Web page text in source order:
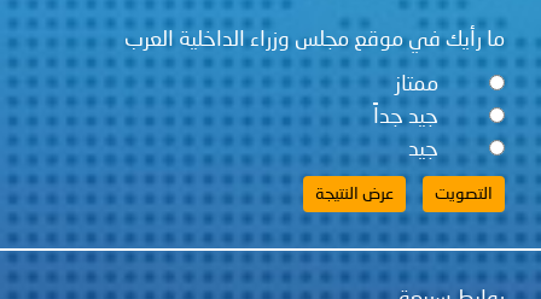
ما رأيك في موقع مجلس وزراء الداخلية العرب
ممتاز
جيد جداً
جيد